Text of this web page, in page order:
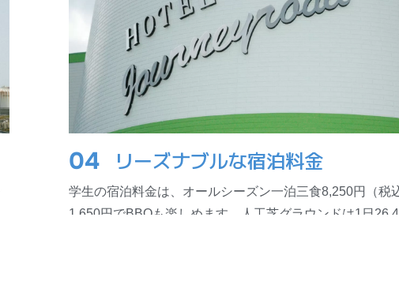
04 リーズナブルな宿泊料金
学生の宿泊料金は、オールシーズン一泊三食8,250円（税
1,650円でBBQも楽しめます。人工芝グラウンドは1日